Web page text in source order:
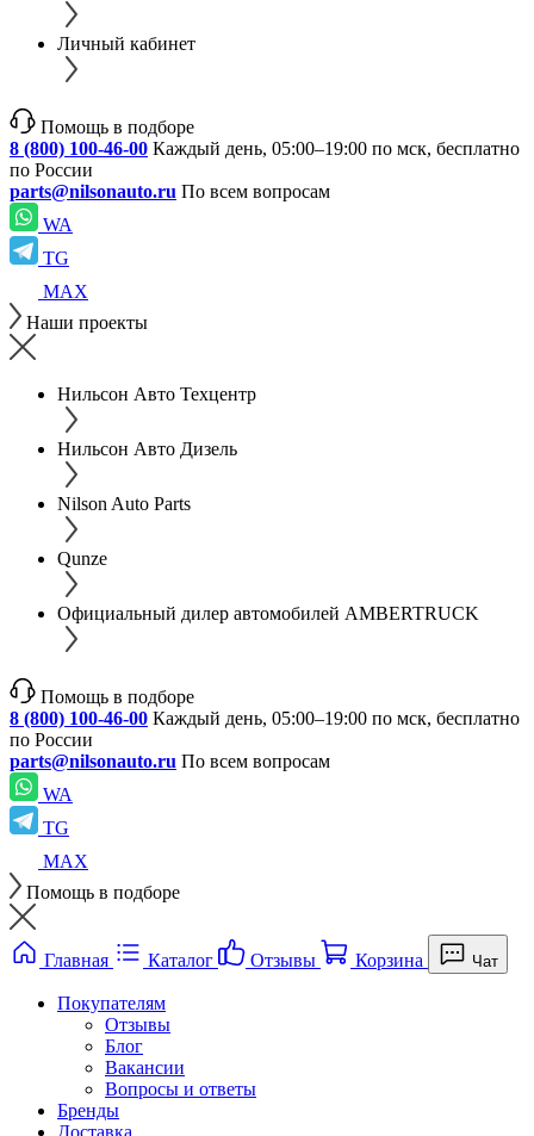
Личный кабинет
Помощь в подборе
8 (800) 100-46-00 Каждый день, 05:00–19:00 по мск, бесплатно
по России
parts@nilsonauto.ru По всем вопросам
WA
TG
MAX
Наши проекты
Нильсон Авто Техцентр
Нильсон Авто Дизель
Nilson Auto Parts
Qunze
Официальный дилер автомобилей AMBERTRUCK
Помощь в подборе
8 (800) 100-46-00 Каждый день, 05:00–19:00 по мск, бесплатно
по России
parts@nilsonauto.ru По всем вопросам
WA
TG
MAX
Помощь в подборе
Главная Каталог Отзывы Корзина Чат
Покупателям
Отзывы
Блог
Вакансии
Вопросы и ответы
Бренды
Доставка